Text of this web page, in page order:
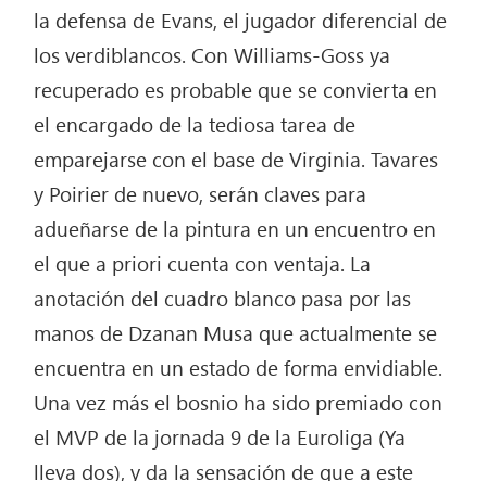
la defensa de Evans, el jugador diferencial de
los verdiblancos. Con Williams-Goss ya
recuperado es probable que se convierta en
el encargado de la tediosa tarea de
emparejarse con el base de Virginia. Tavares
y Poirier de nuevo, serán claves para
adueñarse de la pintura en un encuentro en
el que a priori cuenta con ventaja. La
anotación del cuadro blanco pasa por las
manos de Dzanan Musa que actualmente se
encuentra en un estado de forma envidiable.
Una vez más el bosnio ha sido premiado con
el MVP de la jornada 9 de la Euroliga (Ya
lleva dos), y da la sensación de que a este